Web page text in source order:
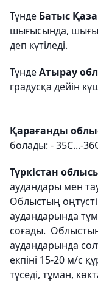
Түнде Батыс
шығысында,
деп күтіледі.
ТүндеАтырау
градусқа дейін
Қарағанды
болады: - 35С...-
Түркістан
аудандары мен
Облыстың
аудандарында
соғады. О
аудандарында с
екпіні 15-20 м/с
түседі, тұман,